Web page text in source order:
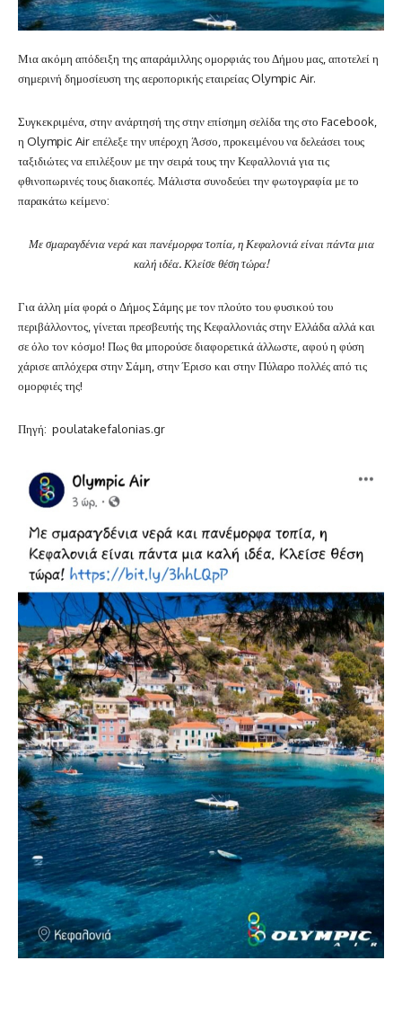
Μια ακόμη απόδειξη της απαράμιλλης ομορφιάς του Δήμου μας, αποτελεί η
σημερινή δημοσίευση της αεροπορικής εταιρείας Olympic Air.
Συγκεκριμένα, στηνανάρτησή της στην επίσημη σελίδα της στο Facebook,
η Olympic Air επέλεξε την υπέροχη Άσσο, προκειμένου να δελεάσει τους
ταξιδιώτες να επιλέξουν με την σειρά τους την Κεφαλλονιά για τις
φθινοπωρινές τους διακοπές. Μάλιστα συνοδεύει την φωτογραφία με το
παρακάτω κείμενο:
Με σμαραγδένια νερά και πανέμορφα τοπία, η Κεφαλονιά είναι πάντα μια
καλή ιδέα. Κλείσε θέση τώρα!
Για άλλη μία φορά ο Δήμος Σάμης με τον πλούτο του φυσικού του
περιβάλλοντος, γίνεται πρεσβευτής της Κεφαλλονιάς στην Ελλάδα αλλά και
σε όλο τον κόσμο! Πως θα μπορούσε διαφορετικά άλλωστε, αφού η φύση
χάρισε απλόχερα στην Σάμη, στην Έρισο και στην Πύλαρο πολλές από τις
ομορφιές της!
Πηγή: poulatakefalonias.gr